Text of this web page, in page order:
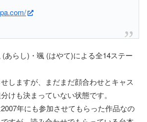
あらし)・颯 (はやて)による全14ステー
しますが、まだまだ顔合わせとキャス
けも決まっていない状態です。
年にも参加させてもらった作品なの